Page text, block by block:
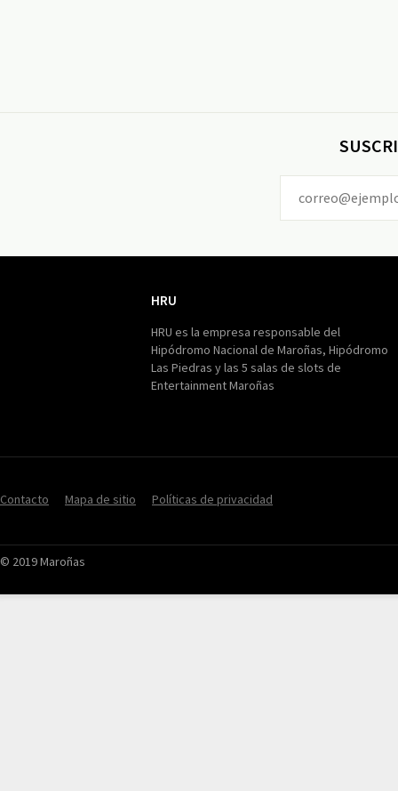
HRU
HRU es la empresa responsable del
Hipódromo Nacional de Maroñas, Hipódromo
Las Piedras y las 5 salas de slots de
Entertainment Maroñas
Contacto Mapa de sitio Políticas de privacidad
© 2019 Maroñas